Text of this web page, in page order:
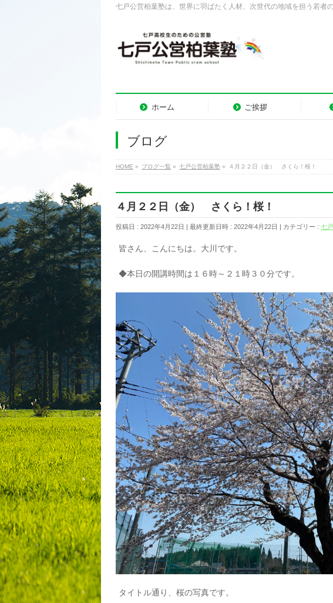
七戸公営柏葉塾は、世界に羽ばたく人材、次世代の地域を担う若者
ホーム ご挨拶
ブログ
HOME » ブログ一覧 » 七戸公営柏葉塾 » ４月２２日（金） さくら！桜！
４月２２日（金） さくら！桜！
投稿日 : 2022年4月22日 最終更新日時 : 2022年4月22日 カテゴリー : 七
皆さん、こんにちは。大川です。
◆本日の開講時間は１６時～２１時３０分です。
タイトル通り、桜の写真です。